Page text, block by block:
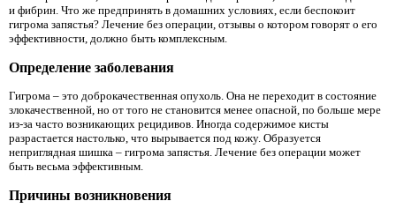
и фибрин. Что же предпринять в домашних условиях, если беспокоит
гигрома запястья? Лечение без операции, отзывы о котором говорят о его
эффективности, должно быть комплексным.
Определение заболевания
Гигрома – это доброкачественная опухоль. Она не переходит в состояние
злокачественной, но от того не становится менее опасной, по больше мере
из-за часто возникающих рецидивов. Иногда содержимое кисты
разрастается настолько, что вырывается под кожу. Образуется
неприглядная шишка – гигрома запястья. Лечение без операции может
быть весьма эффективным.
Причины возникновения